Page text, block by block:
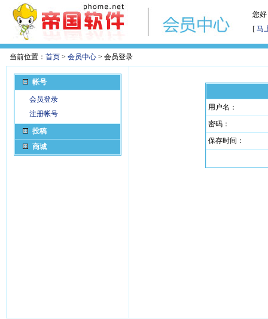
您
[ 马
当前位置： 首页 > 会员中心 > 会员登录
帐号
会员登录
注册帐号
投稿
商城
用户名：
密码：
保存时间：